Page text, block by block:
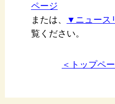
ページ
または、
▼ニュース
覧ください。
＜トップペ